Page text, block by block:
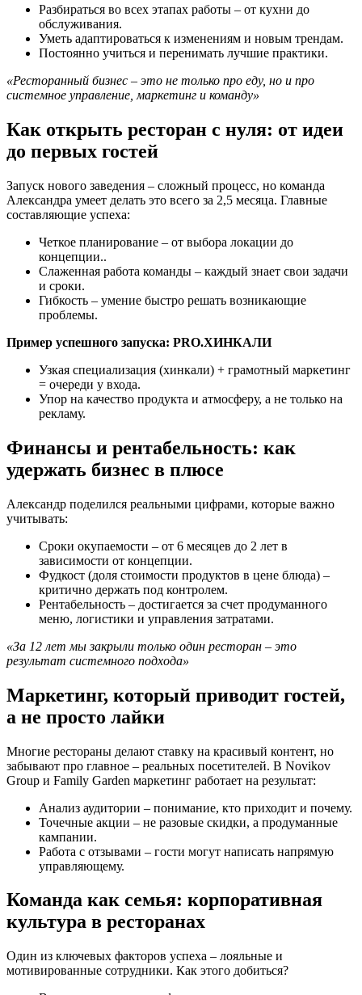
Разбираться во всех этапах работы – от кухни до
обслуживания.
Уметь адаптироваться к изменениям и новым трендам.
Постоянно учиться и перенимать лучшие практики.
«Ресторанный бизнес – это не только про еду, но и про
системное управление, маркетинг и команду»
Как открыть ресторан с нуля: от идеи
до первых гостей
Запуск нового заведения – сложный процесс, но команда
Александра умеет делать это всего за 2,5 месяца. Главные
составляющие успеха:
Четкое планирование – от выбора локации до
концепции..
Слаженная работа команды – каждый знает свои задачи
и сроки.
Гибкость – умение быстро решать возникающие
проблемы.
Пример успешного запуска: PRO.ХИНКАЛИ
Узкая специализация (хинкали) + грамотный маркетинг
= очереди у входа.
Упор на качество продукта и атмосферу, а не только на
рекламу.
Финансы и рентабельность: как
удержать бизнес в плюсе
Александр поделился реальными цифрами, которые важно
учитывать:
Сроки окупаемости – от 6 месяцев до 2 лет в
зависимости от концепции.
Фудкост (доля стоимости продуктов в цене блюда) –
критично держать под контролем.
Рентабельность – достигается за счет продуманного
меню, логистики и управления затратами.
«За 12 лет мы закрыли только один ресторан – это
результат системного подхода»
Маркетинг, который приводит гостей,
а не просто лайки
Многие рестораны делают ставку на красивый контент, но
забывают про главное – реальных посетителей. В Novikov
Group и Family Garden маркетинг работает на результат:
Анализ аудитории – понимание, кто приходит и почему.
Точечные акции – не разовые скидки, а продуманные
кампании.
Работа с отзывами – гости могут написать напрямую
управляющему.
Команда как семья: корпоративная
культура в ресторанах
Один из ключевых факторов успеха – лояльные и
мотивированные сотрудники. Как этого добиться?